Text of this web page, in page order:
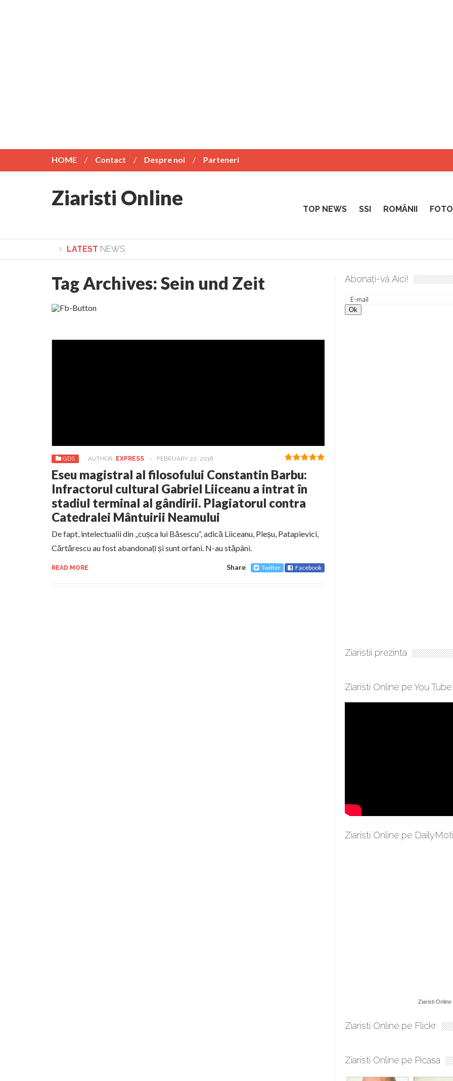
HOME Contact Despre noi Parteneri
Ziaristi Online TOP NEWS SSI ROMÂNII
LATEST NEWS
Lepădarea de sine și urmarea lui Hristos. Calea spre desăvârșire. Gând de duminică de Elena Solunca Moise
Tag Archives:Sein und Zeit
GDS AUTHOR: EXPRESS - FEBRUARY 22, 2018
Eseu magistral al filosofului Constantin Barbu:
Infractorul cultural Gabriel Liiceanu a intrat în
stadiul terminal al gândirii. Plagiatorul contra
Catedralei Mântuirii Neamului
De fapt, intelectualii din „cușca lui Băsescu“, adică Liiceanu, Pleșu, Patapievici,
Cărtărescu au fost abandonați și sunt orfani. N-au stăpâni.
READ MORE Share Twitter Facebook
Abonați-vă Aici!
Ziaristii prezinta
Ziaristi Online pe You Tube
Ziaristi Online pe
Ziaristi Online
Ziaristi Online pe Flickr
Ziaristi Online pe Picasa